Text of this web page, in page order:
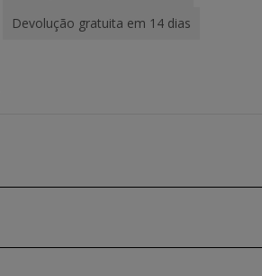
Devolução gratuita em 14 dias